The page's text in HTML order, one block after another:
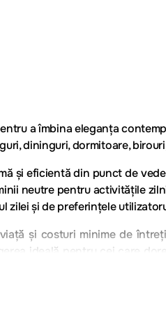
a îmbina eleganța
dininguri, dormitoare,
și eficientă din punct de
neutre pentru activitățile
zilei și de preferințele
și costuri minime de
ideală pentru cei care